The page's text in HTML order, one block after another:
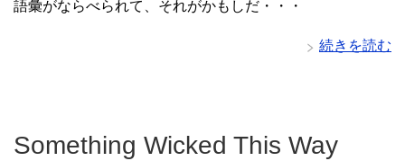
語彙がならべられて、それがかもしだ・・・
続きを読む
Something Wicked This Way